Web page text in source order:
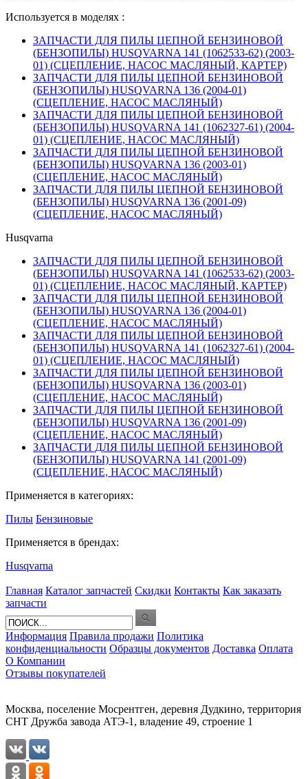
Используется в моделях :
ЗАПЧАСТИ ДЛЯ ПИЛЫ ЦЕПНОЙ БЕНЗИНОВОЙ
(БЕНЗОПИЛЫ) HUSQVARNA 141 (1062533-62) (2003-
01) (СЦЕПЛЕНИЕ, НАСОС МАСЛЯНЫЙ, КАРТЕР)
ЗАПЧАСТИ ДЛЯ ПИЛЫ ЦЕПНОЙ БЕНЗИНОВОЙ
(БЕНЗОПИЛЫ) HUSQVARNA 136 (2004-01)
(СЦЕПЛЕНИЕ, НАСОС МАСЛЯНЫЙ)
ЗАПЧАСТИ ДЛЯ ПИЛЫ ЦЕПНОЙ БЕНЗИНОВОЙ
(БЕНЗОПИЛЫ) HUSQVARNA 141 (1062327-61) (2004-
01) (СЦЕПЛЕНИЕ, НАСОС МАСЛЯНЫЙ)
ЗАПЧАСТИ ДЛЯ ПИЛЫ ЦЕПНОЙ БЕНЗИНОВОЙ
(БЕНЗОПИЛЫ) HUSQVARNA 136 (2003-01)
(СЦЕПЛЕНИЕ, НАСОС МАСЛЯНЫЙ)
ЗАПЧАСТИ ДЛЯ ПИЛЫ ЦЕПНОЙ БЕНЗИНОВОЙ
(БЕНЗОПИЛЫ) HUSQVARNA 136 (2001-09)
(СЦЕПЛЕНИЕ, НАСОС МАСЛЯНЫЙ)
Husqvarna
ЗАПЧАСТИ ДЛЯ ПИЛЫ ЦЕПНОЙ БЕНЗИНОВОЙ
(БЕНЗОПИЛЫ) HUSQVARNA 141 (1062533-62) (2003-
01) (СЦЕПЛЕНИЕ, НАСОС МАСЛЯНЫЙ, КАРТЕР)
ЗАПЧАСТИ ДЛЯ ПИЛЫ ЦЕПНОЙ БЕНЗИНОВОЙ
(БЕНЗОПИЛЫ) HUSQVARNA 136 (2004-01)
(СЦЕПЛЕНИЕ, НАСОС МАСЛЯНЫЙ)
ЗАПЧАСТИ ДЛЯ ПИЛЫ ЦЕПНОЙ БЕНЗИНОВОЙ
(БЕНЗОПИЛЫ) HUSQVARNA 141 (1062327-61) (2004-
01) (СЦЕПЛЕНИЕ, НАСОС МАСЛЯНЫЙ)
ЗАПЧАСТИ ДЛЯ ПИЛЫ ЦЕПНОЙ БЕНЗИНОВОЙ
(БЕНЗОПИЛЫ) HUSQVARNA 136 (2003-01)
(СЦЕПЛЕНИЕ, НАСОС МАСЛЯНЫЙ)
ЗАПЧАСТИ ДЛЯ ПИЛЫ ЦЕПНОЙ БЕНЗИНОВОЙ
(БЕНЗОПИЛЫ) HUSQVARNA 136 (2001-09)
(СЦЕПЛЕНИЕ, НАСОС МАСЛЯНЫЙ)
ЗАПЧАСТИ ДЛЯ ПИЛЫ ЦЕПНОЙ БЕНЗИНОВОЙ
(БЕНЗОПИЛЫ) HUSQVARNA 141 (2001-09)
(СЦЕПЛЕНИЕ, НАСОС МАСЛЯНЫЙ)
Применяется в категориях:
Пилы Бензиновые
Применяется в брендах:
Husqvarna
Главная Каталог запчастей Скидки Контакты Как заказать
запчасти
Информация Правила продажи Политика
конфиденциальности Образцы документов Доставка Оплата
О Компании
Отзывы покупателей
Москва, поселение Мосрентген, деревня Дудкино, территория
СНТ Дружба завода АТЭ-1, владение 49, строение 1